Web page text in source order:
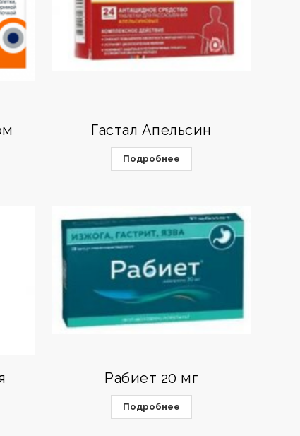
Гастал Апельсин
Подробнее
Рабиет 20 мг
Подробнее